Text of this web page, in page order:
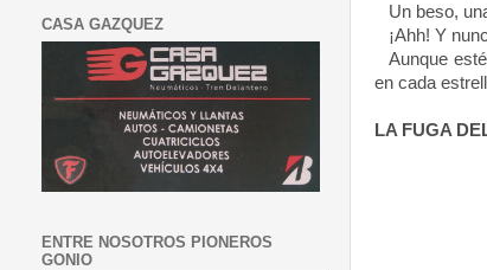
Un beso,
¡Ahh! Y
Aunque
en cada
LA FUGA
CASA GAZQUEZ
ENTRE NOSOTROS PIONEROS
GONIO